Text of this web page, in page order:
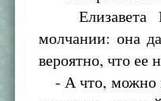
Елизавета
молчании: она
вероятно, что ее
- А что, можно